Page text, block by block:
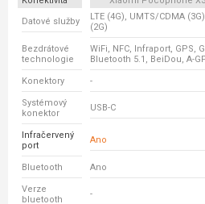
Datové služby
LTE (4G), UMTS/CDMA
(2G)
Bezdrátové
technologie
WiFi, NFC, Infraport, GPS,
Bluetooth 5.1, BeiDou, A-
Konektory -
Systémový
konektor
USB-C
Infračervený
port
Ano
Bluetooth Ano
Verze
bluetooth
-